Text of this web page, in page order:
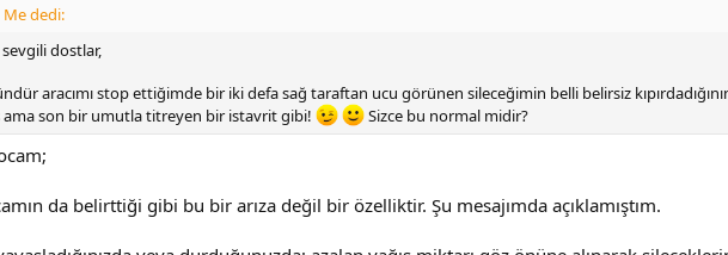
dedi:
dostlar,
aracımı stop ettiğimde bir iki defa sağ taraftan ucu görünen sileceğimin belli belirsiz
son bir umutla titreyen bir istavrit gibi!
Sizce bu normal midir?
da belirttiği gibi bu bir arıza değil bir özelliktir. Şu mesajımda açıklamıştım.